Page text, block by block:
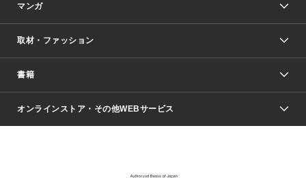
マンガ
少年マンガ
Vジャンプ
週刊ヤングジャンプ
少女マンガ
取材・ファッション
Seventeen
芸能・情報・スポーツ
書籍
文芸・文庫・総合
オンラインストア・その他WEBサービス